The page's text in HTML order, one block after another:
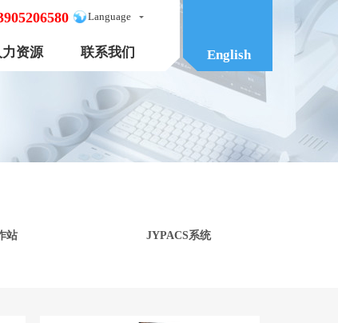
Language
力资源 联系我们 English
站
JYPACS系统